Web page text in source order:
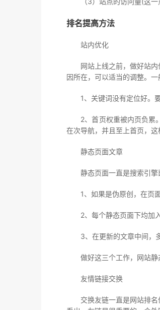
排名提高方法
站内优化
网站上线之前，做好站内
因所在，可以适当的调整。一
1、关键词没有定位好。要
2、首页权重被内页负累。
在次导航，并且至上首页，这
静态页面文章
静态页面一直是搜索引擎比
1、如果是伪原创，在页面
2、每个静态页面下均加入
3、在更新的文章中间，多
做好这三个工作，网站静
友情链接交换
交换友链一直是网站排名